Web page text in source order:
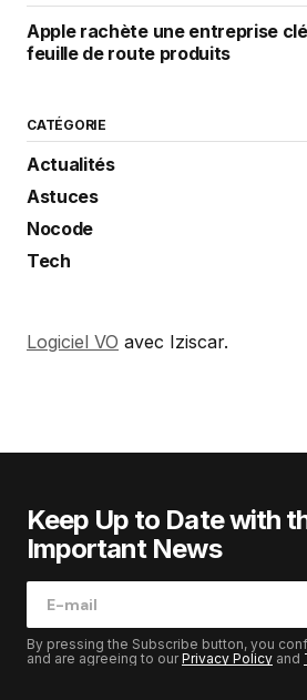
Apple rachète une entreprise
feuille de route produits
CATÉGORIE
Actualités
Astuces
Nocode
Tech
Logiciel VO avec Iziscar.
Keep Up to Date with
Important News
By pressing the Subscribe button, you
and are agreeing to ourPrivacy Policy and